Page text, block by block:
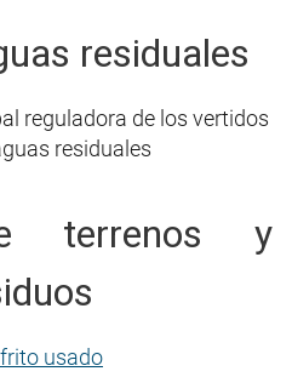
residuales
reguladora de los vertidos
residuales
terrenos y
usado